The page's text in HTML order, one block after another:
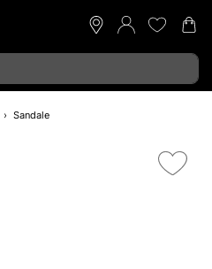
Sandale